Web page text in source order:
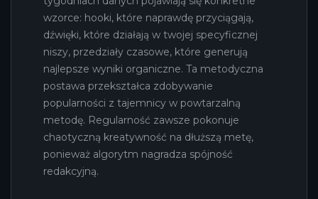
wzorce: hooki, które naprawdę przyciągają,
dźwięki, które działają w twojej specyficznej
niszy, przedziały czasowe, które generują
najlepsze wyniki organiczne. Ta metodyczna
postawa przekształca zdobywanie
popularności z tajemnicy w powtarzalną
metodę. Regularność zawsze pokonuje
chaotyczną kreatywność na dłuższą metę,
ponieważ algorytm nagradza spójność
redakcyjną.